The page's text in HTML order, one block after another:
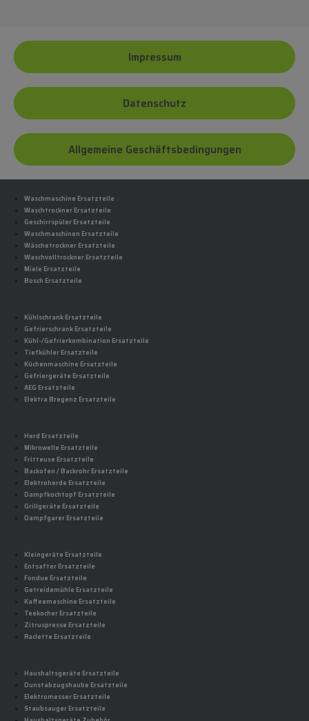
Impressum
Datenschutz
Allgemeine Geschäftsbedingungen
Waschmaschine Ersatzteile
Waschtrockner Ersatzteile
Geschirrspüler Ersatzteile
Waschmaschinen Ersatzteile
Wäschetrockner Ersatzteile
Waschvolltrockner Ersatzteile
Miele Ersatzteile
Bosch Ersatzteile
Kühlschrank Ersatzteile
Gefrierschrank Ersatzteile
Kühl-/Gefrierkombination Ersatzteile
Tiefkühler Ersatzteile
Küchenmaschine Ersatzteile
Gefriergeräte Ersatzteile
AEG Ersatzteile
Elektra Bregenz Ersatzteile
Herd Ersatzteile
Mikrowelle Ersatzteile
Fritteuse Ersatzteile
Backofen / Backrohr Ersatzteile
Elektroherde Ersatzteile
Dampfkochtopf Ersatzteile
Grillgeräte Ersatzteile
Dampfgarer Ersatzteile
Kleingeräte Ersatzteile
Entsafter Ersatzteile
Fondue Ersatzteile
Getreidemühle Ersatzteile
Kaffeemaschine Ersatzteile
Teekocher Ersatzteile
Zitruspresse Ersatzteile
Raclette Ersatzteile
Haushaltsgeräte Ersatzteile
Dunstabzugshaube Ersatzteile
Elektromesser Ersatzteile
Staubsauger Ersatzteile